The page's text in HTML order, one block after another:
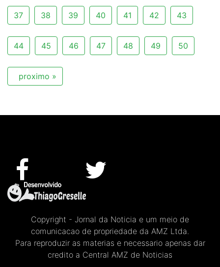
37 38 39 40 41 42 43
44 45 46 47 48 49 50
proximo »
Copyright - Jornal da Noticia e um meio de
comunicacao de propriedade da AMZ Ltda.
Para reproduzir as materias e necessario apenas dar
credito a Central AMZ de Noticias